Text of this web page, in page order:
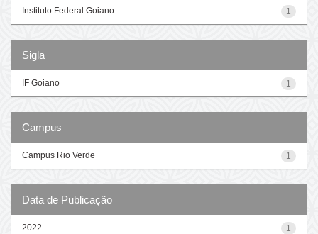
1
Instituto Federal Goiano
Sigla
1
IF Goiano
Campus
1
Campus Rio Verde
Data de Publicação
1
2022